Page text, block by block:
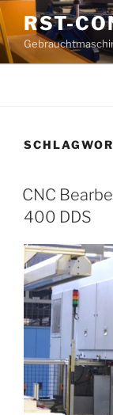
Zum
Inhalt
springen
RST-
CNC
400 DDS